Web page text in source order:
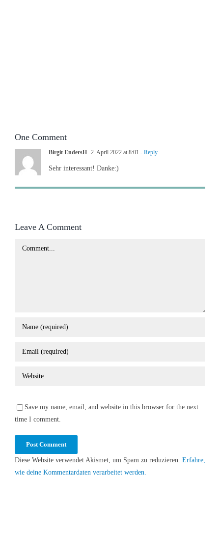
One Comment
Birgit EndersH 2. April 2022 at 8:01 - Reply
Sehr interessant! Danke:)
Leave A Comment
Comment
Save my name, email, and website in this browser for the next
time I comment.
Diese Website verwendet Akismet, um Spam zu reduzieren. Erfahre,
wie deine Kommentardaten verarbeitet werden.